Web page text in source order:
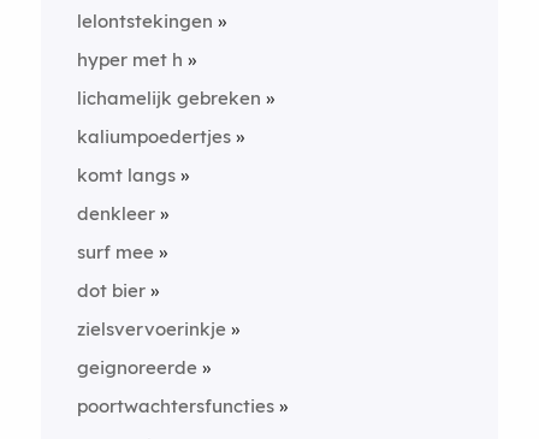
lelontstekingen
hyper met h
lichamelijk gebreken
kaliumpoedertjes
komt langs
denkleer
surf mee
dot bier
zielsvervoerinkje
geignoreerde
poortwachtersfuncties